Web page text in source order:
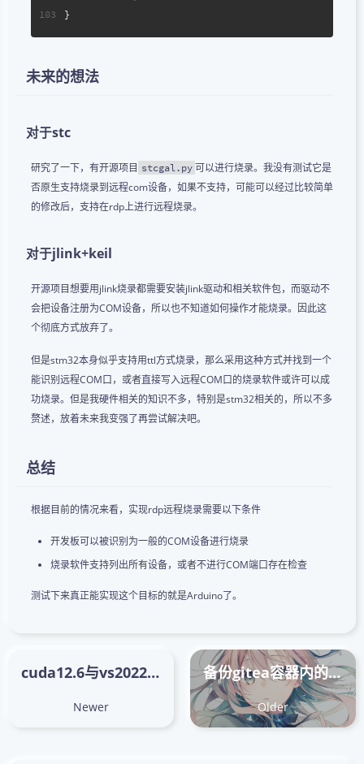
103
}
未来的想法
对于stc
研究了一下，有开源项目 stcgal.py 可以进行烧录。我没有测试它是
否原生支持烧录到远程com设备，如果不支持，可能可以经过比较简单
的修改后，支持在rdp上进行远程烧录。
对于jlink+keil
开源项目想要用jlink烧录都需要安装jlink驱动和相关软件包，而驱动不
会把设备注册为COM设备，所以也不知道如何操作才能烧录。因此这
个彻底方式放弃了。
但是stm32本身似乎支持用ttl方式烧录，那么采用这种方式并找到一个
能识别远程COM口，或者直接写入远程COM口的烧录软件或许可以成
功烧录。但是我硬件相关的知识不多，特别是stm32相关的，所以不多
赘述，放着未来我变强了再尝试解决吧。
总结
根据目前的情况来看，实现rdp远程烧录需要以下条件
开发板可以被识别为一般的COM设备进行烧录
烧录软件支持列出所有设备，或者不进行COM端口存在检查
测试下来真正能实现这个目标的就是Arduino了。
cuda12.6与vs2022版本不兼容
Newer
备份gitea容器内的数据
Older